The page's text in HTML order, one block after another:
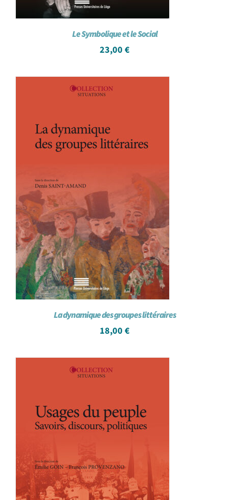
Le Symbolique et le Social
23,00 €
La dynamique des groupes littéraires
18,00 €